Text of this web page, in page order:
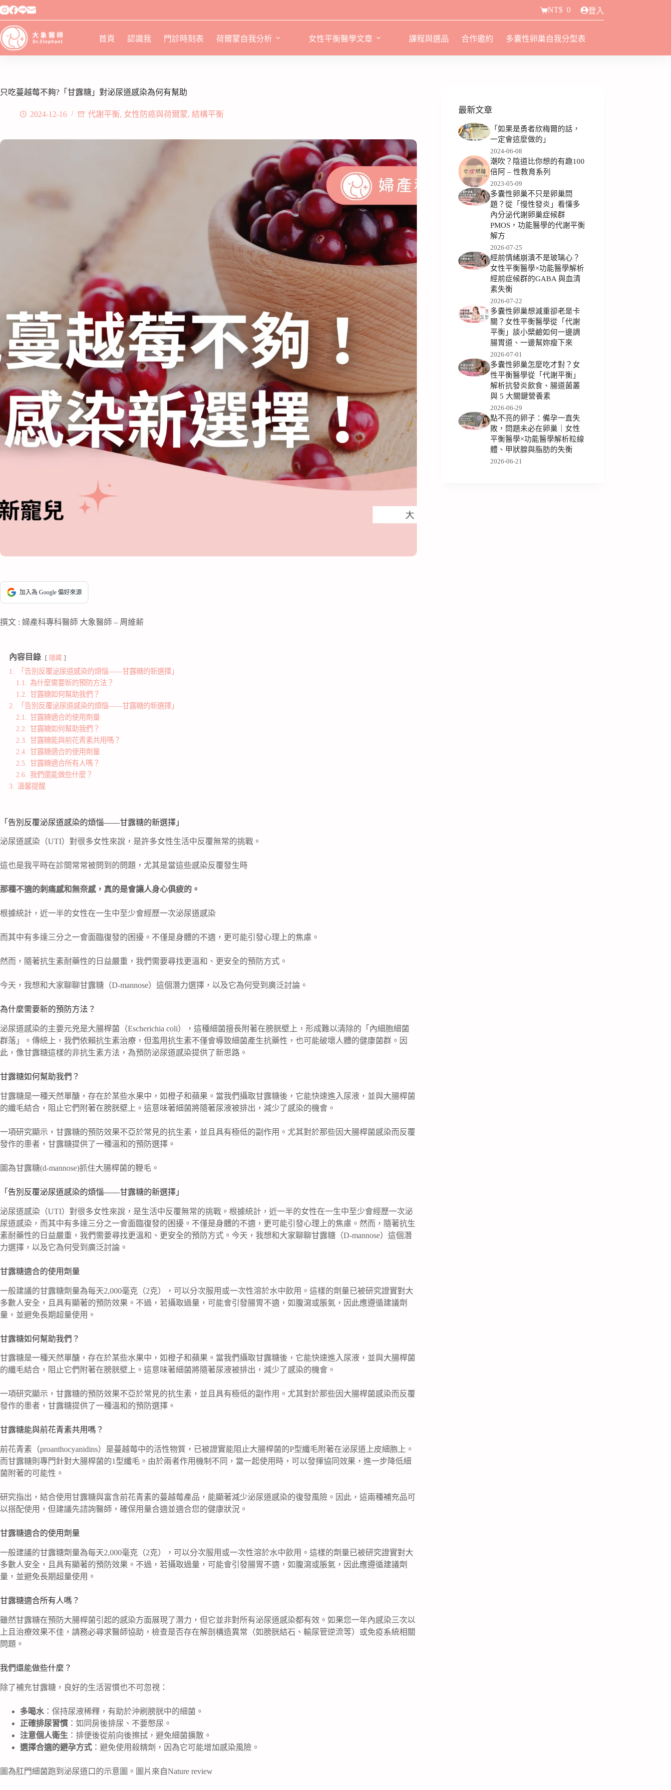
NT$ 0 登入
首頁 認識我 門診時刻表 荷爾蒙自我分析 女性平衡醫學文章 課程與選品 合作邀約 多囊性卵巢自我分型表
只吃蔓越莓不夠?「甘露糖」對泌尿道感染為何有幫助
2024-12-16 代謝平衡, 女性防癌與荷爾蒙, 結構平衡
加入為 Google 偏好來源
撰文 : 婦產科專科醫師 大象醫師 – 周維薪
內容目錄 隱藏
1.
「告別反覆泌尿道感染的煩惱——甘露糖的新選擇」
1.1.
為什麼需要新的預防方法？
1.2.
甘露糖如何幫助我們？
2.
「告別反覆泌尿道感染的煩惱——甘露糖的新選擇」
2.1.
甘露糖適合的使用劑量
2.2.
甘露糖如何幫助我們？
2.3.
甘露糖能與前花青素共用嗎？
2.4.
甘露糖適合的使用劑量
2.5.
甘露糖適合所有人嗎？
2.6.
我們還能做些什麼？
3.
溫馨提醒
「告別反覆泌尿道感染的煩惱——甘露糖的新選擇」
泌尿道感染（UTI）對很多女性來說，是許多女性生活中反覆無常的挑戰。
這也是我平時在診間常常被問到的問題，尤其是當這些感染反覆發生時
那種不適的刺痛感和無奈感，真的是會讓人身心俱疲的。
根據統計，近一半的女性在一生中至少會經歷一次泌尿道感染
而其中有多達三分之一會面臨復發的困擾。不僅是身體的不適，更可能引發心理上的焦慮。
然而，隨著抗生素耐藥性的日益嚴重，我們需要尋找更溫和、更安全的預防方式。
今天，我想和大家聊聊甘露糖（D-mannose）這個潛力選擇，以及它為何受到廣泛討論。
為什麼需要新的預防方法？
泌尿道感染的主要元兇是大腸桿菌（Escherichia coli），這種細菌擅長附著在膀胱壁上，形成難以清除的「內細胞細菌
群落」。傳統上，我們依賴抗生素治療，但濫用抗生素不僅會導致細菌產生抗藥性，也可能破壞人體的健康菌群。因
此，像甘露糖這樣的非抗生素方法，為預防泌尿道感染提供了新思路。
甘露糖如何幫助我們？
甘露糖是一種天然單醣，存在於某些水果中，如橙子和蘋果。當我們攝取甘露糖後，它能快速進入尿液，並與大腸桿菌
的纖毛結合，阻止它們附著在膀胱壁上。這意味著細菌將隨著尿液被排出，減少了感染的機會。
一項研究顯示，甘露糖的預防效果不亞於常見的抗生素，並且具有極低的副作用。尤其對於那些因大腸桿菌感染而反覆
發作的患者，甘露糖提供了一種溫和的預防選擇。
圖為甘露糖(d-mannose)抓住大腸桿菌的鞭毛。
「告別反覆泌尿道感染的煩惱——甘露糖的新選擇」
泌尿道感染（UTI）對很多女性來說，是生活中反覆無常的挑戰。根據統計，近一半的女性在一生中至少會經歷一次泌
尿道感染，而其中有多達三分之一會面臨復發的困擾。不僅是身體的不適，更可能引發心理上的焦慮。然而，隨著抗生
素耐藥性的日益嚴重，我們需要尋找更溫和、更安全的預防方式。今天，我想和大家聊聊甘露糖（D-mannose）這個潛
力選擇，以及它為何受到廣泛討論。
甘露糖適合的使用劑量
一般建議的甘露糖劑量為每天2,000毫克（2克），可以分次服用或一次性溶於水中飲用。這樣的劑量已被研究證實對大
多數人安全，且具有顯著的預防效果。不過，若攝取過量，可能會引發腸胃不適，如腹瀉或脹氣，因此應遵循建議劑
量，並避免長期超量使用。
甘露糖如何幫助我們？
甘露糖是一種天然單醣，存在於某些水果中，如橙子和蘋果。當我們攝取甘露糖後，它能快速進入尿液，並與大腸桿菌
的纖毛結合，阻止它們附著在膀胱壁上。這意味著細菌將隨著尿液被排出，減少了感染的機會。
一項研究顯示，甘露糖的預防效果不亞於常見的抗生素，並且具有極低的副作用。尤其對於那些因大腸桿菌感染而反覆
發作的患者，甘露糖提供了一種溫和的預防選擇。
甘露糖能與前花青素共用嗎？
前花青素（proanthocyanidins）是蔓越莓中的活性物質，已被證實能阻止大腸桿菌的P型纖毛附著在泌尿道上皮細胞上。
而甘露糖則專門針對大腸桿菌的1型纖毛。由於兩者作用機制不同，當一起使用時，可以發揮協同效果，進一步降低細
菌附著的可能性。
研究指出，結合使用甘露糖與富含前花青素的蔓越莓產品，能顯著減少泌尿道感染的復發風險。因此，這兩種補充品可
以搭配使用，但建議先諮詢醫師，確保用量合適並適合您的健康狀況。
甘露糖適合的使用劑量
一般建議的甘露糖劑量為每天2,000毫克（2克），可以分次服用或一次性溶於水中飲用。這樣的劑量已被研究證實對大
多數人安全，且具有顯著的預防效果。不過，若攝取過量，可能會引發腸胃不適，如腹瀉或脹氣，因此應遵循建議劑
量，並避免長期超量使用。
甘露糖適合所有人嗎？
雖然甘露糖在預防大腸桿菌引起的感染方面展現了潛力，但它並非對所有泌尿道感染都有效。如果您一年內感染三次以
上且治療效果不佳，請務必尋求醫師協助，檢查是否存在解剖構造異常（如膀胱結石、輸尿管逆流等）或免疫系統相關
問題。
我們還能做些什麼？
除了補充甘露糖，良好的生活習慣也不可忽視：
多喝水：保持尿液稀釋，有助於沖刷膀胱中的細菌。
正確排尿習慣 ：如同房後排尿、不要憋尿。
注意個人衛生 ：排便後從前向後擦拭，避免細菌擴散。
選擇合適的避孕方式 ：避免使用殺精劑，因為它可能增加感染風險。
圖為肛門細菌跑到泌尿道口的示意圖。圖片來自Nature review
最新文章
「如果是勇者欣梅爾的話，
一定會這麼做的」
2024-06-08
潮吹？陰道比你想的有趣100
倍阿 – 性教育系列
2023-05-09
多囊性卵巢不只是卵巢問
題？從「慢性發炎」看懂多
內分泌代謝卵巢症候群
PMOS，功能醫學的代謝平衡
解方
2026-07-25
經前情緒崩潰不是玻璃心？
女性平衡醫學×功能醫學解析
經前症候群的GABA 與血清
素失衡
2026-07-22
多囊性卵巢想減重卻老是卡
關？女性平衡醫學從「代謝
平衡」談小檗鹼如何一邊調
腸胃道、一邊幫妳瘦下來
2026-07-01
多囊性卵巢怎麼吃才對？女
性平衡醫學從「代謝平衡」
解析抗發炎飲食、腸道菌叢
與 5 大關鍵營養素
2026-06-29
點不亮的卵子：備孕一直失
敗，問題未必在卵巢｜女性
平衡醫學×功能醫學解析粒線
體、甲狀腺與脂肪的失衡
2026-06-21